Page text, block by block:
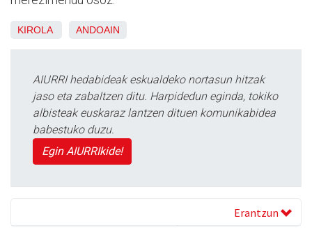
KIROLA ANDOAIN
AIURRI hedabideak eskualdeko nortasun hitzak
jaso eta zabaltzen ditu. Harpidedun eginda, tokiko
albisteak euskaraz lantzen dituen komunikabidea
babestuko duzu.
Egin AIURRIkide!
Erantzun